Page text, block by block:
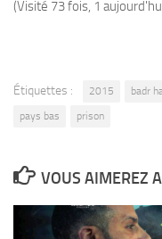
(Visité 73 fois, 1
Étiquettes : 2015 badr
pays bas
prison
VOUS AIMEREZ